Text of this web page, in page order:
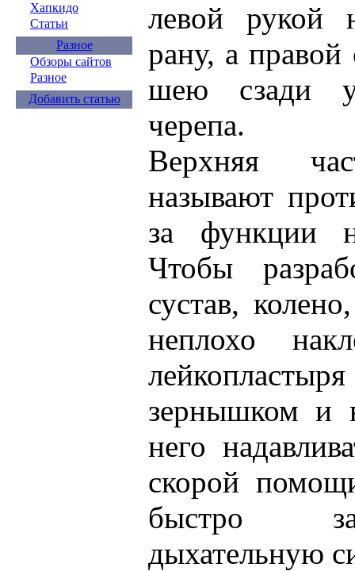
Хапкидо
Статьи
Разное
Обзоры сайтов
Разное
Добавить статью
левой рукой
рану, а правой
шею сзади у
черепа.
Верхняя
называют
за функции
Чтобы
сустав,
неплохо
зернышком и
него
скорой
быстро
дыхательную